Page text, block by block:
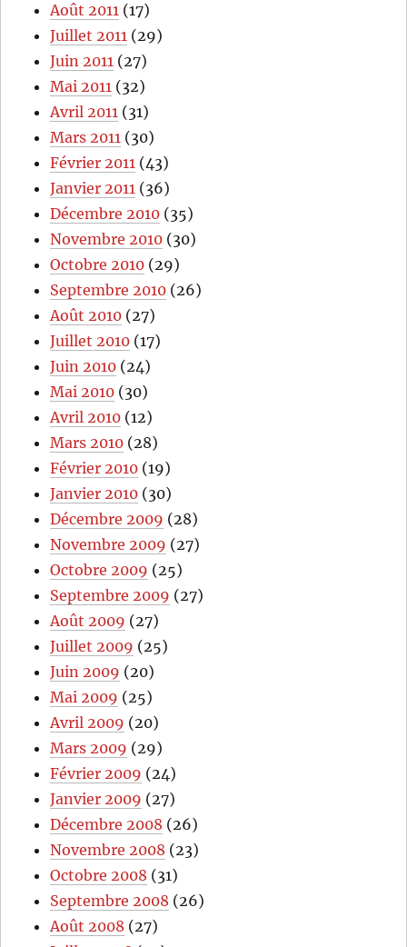
Août 2011 (17)
Juillet 2011 (29)
Juin 2011 (27)
Mai 2011 (32)
Avril 2011 (31)
Mars 2011 (30)
Février 2011 (43)
Janvier 2011 (36)
Décembre 2010 (35)
Novembre 2010 (30)
Octobre 2010 (29)
Septembre 2010 (26)
Août 2010 (27)
Juillet 2010 (17)
Juin 2010 (24)
Mai 2010 (30)
Avril 2010 (12)
Mars 2010 (28)
Février 2010 (19)
Janvier 2010 (30)
Décembre 2009 (28)
Novembre 2009 (27)
Octobre 2009 (25)
Septembre 2009 (27)
Août 2009 (27)
Juillet 2009 (25)
Juin 2009 (20)
Mai 2009 (25)
Avril 2009 (20)
Mars 2009 (29)
Février 2009 (24)
Janvier 2009 (27)
Décembre 2008 (26)
Novembre 2008 (23)
Octobre 2008 (31)
Septembre 2008 (26)
Août 2008 (27)